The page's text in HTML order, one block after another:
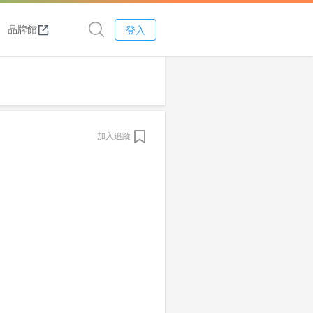
品牌館 登入
加入追蹤